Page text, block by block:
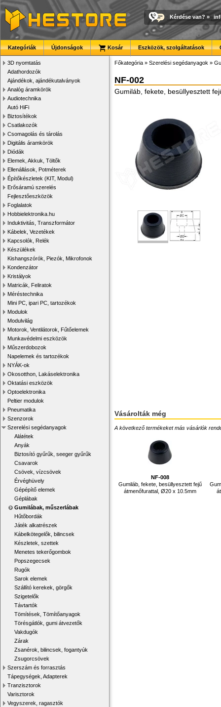
Kérdése van? »
Kategóriák Újdonságok Kosár Eszközök, szolgáltatások
3D nyomtatás
Adathordozók
Ajándékok, ajándékutalványok
Analóg áramkörök
Audiotechnika
Autó HiFi
Biztosítékok
Csatlakozók
Csomagolás és tárolás
Digitális áramkörök
Diódák
Elemek, Akkuk, Töltők
Ellenállások, Potméterek
Építőkészletek (KIT, Modul)
Erősáramú szerelés
Fejlesztőeszközök
Foglalatok
Hobbielektronika.hu
Induktivitás, Transzformátor
Kábelek, Vezetékek
Kapcsolók, Relék
Készülékek
Kishangszórók, Piezók, Mikrofonok
Kondenzátor
Kristályok
Matricák, Feliratok
Méréstechnika
Mini PC, ipari PC, tartozékok
Modulok
Modulvilág
Motorok, Ventilátorok, Fűtőelemek
Munkavédelmi eszközök
Műszerdobozok
Napelemek és tartozékok
NYÁK-ok
Okosotthon, Lakáselektronika
Oktatási eszközök
Optoelektronika
Peltier modulok
Pneumatika
Szenzorok
Szerelési segédanyagok
Alátétek
Anyák
Biztosító gyűrűk, seeger gyűrűk
Csavarok
Csövek, vízcsövek
Érvéghüvely
Gépépítő elemek
Géplábak
Gumilábak, műszerlábak
Hűtőbordák
Játék alkatrészek
Kábelkötegelők, bilincsek
Készletek, szettek
Menetes tekerőgombok
Popszegecsek
Rugók
Sarok elemek
Szállító kerekek, görgők
Szigetelők
Távtartók
Tömítések, Tömítőanyagok
Törésgátlók, gumi átvezetők
Vakdugók
Zárak
Zsanérok, bilincsek, fogantyúk
Zsugorcsövek
Szerszám és forrasztás
Tápegységek, Adapterek
Tranzisztorok
Varisztorok
Vegyszerek, ragasztók
Főkategória » Szerelési segédanyagok »
NF-002
Gumiláb, fekete, besüllyesztett
Vásárolták még
A következő termékeket más vásárlók
NF-008
Gumiláb, fekete, besüllyesztett fejű
átmenőfurattal, Ø20 x 10.5mm